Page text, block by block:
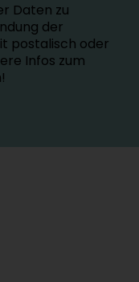
Daten zu
der
postalisch oder
Infos zum